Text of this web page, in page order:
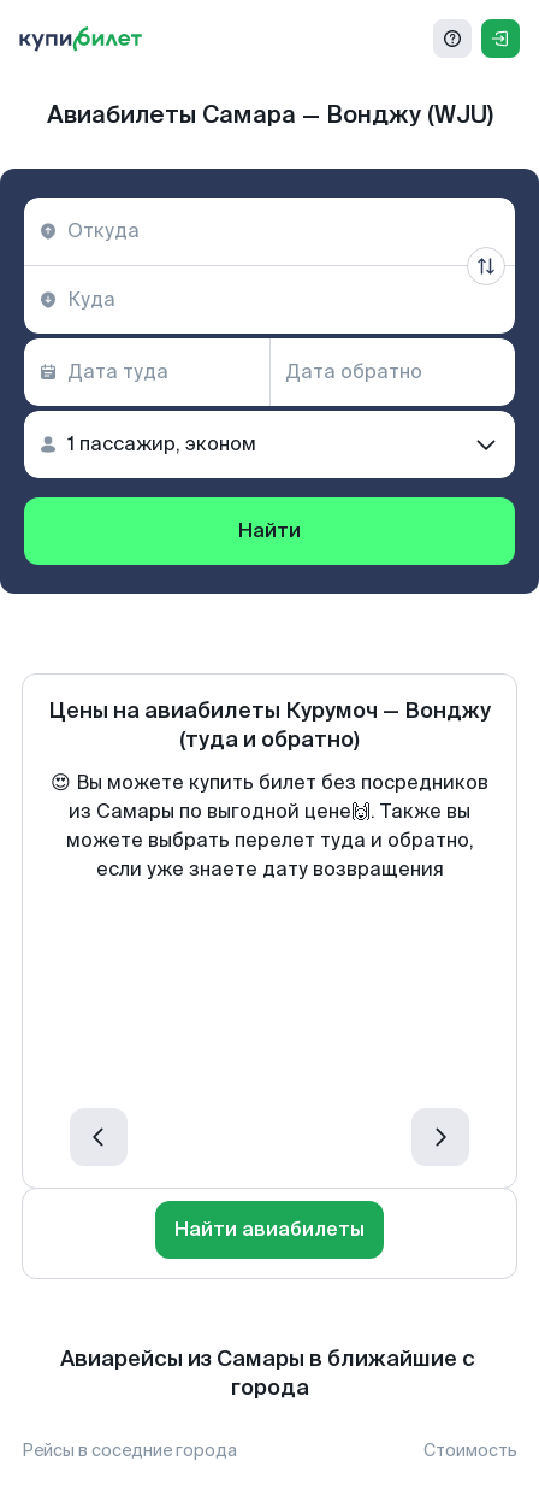
Авиабилеты Самара — Вонджу (WJU)
Найти
Цены на авиабилеты Курумоч — Вонджу
(туда и обратно)
😍 Вы можете купить билет без посредников
из Самары по выгодной цене🙌. Также вы
можете выбрать перелет туда и обратно,
если уже знаете дату возвращения
Найти авиабилеты
Авиарейсы из Самары в ближайшие с
города
Рейсы в соседние города Стоимость